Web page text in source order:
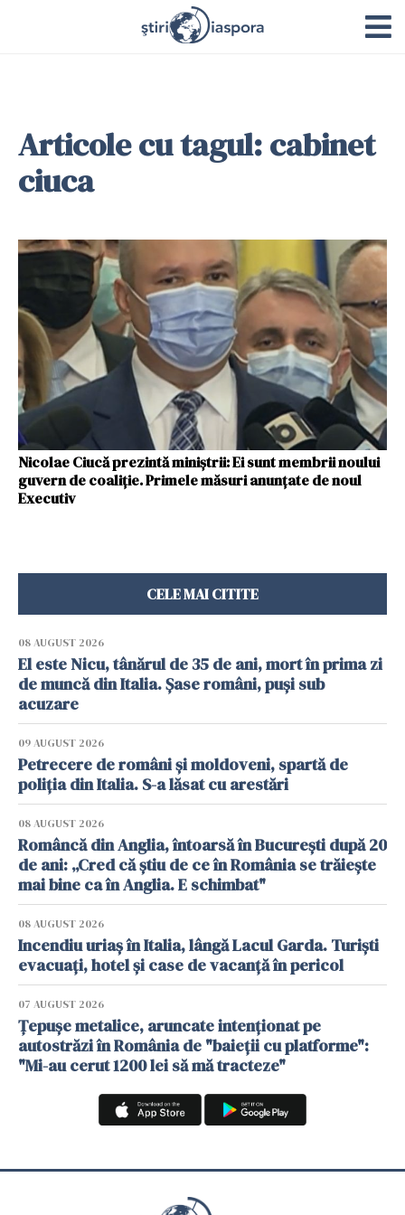
Articole cu tagul: cabinet
ciuca
Nicolae Ciucă prezintă miniștrii: Ei sunt membrii noului
guvern de coaliție. Primele măsuri anunțate de noul
Executiv
CELE MAI CITITE
08 AUGUST 2026
El este Nicu, tânărul de 35 de ani, mort în prima zi
de muncă din Italia. Șase români, puși sub
acuzare
09 AUGUST 2026
Petrecere de români și moldoveni, spartă de
poliția din Italia. S-a lăsat cu arestări
08 AUGUST 2026
Româncă din Anglia, întoarsă în București după 20
de ani: „Cred că știu de ce în România se trăiește
mai bine ca în Anglia. E schimbat"
08 AUGUST 2026
Incendiu uriaș în Italia, lângă Lacul Garda. Turiști
evacuați, hotel și case de vacanță în pericol
07 AUGUST 2026
Țepușe metalice, aruncate intenționat pe
autostrăzi în România de "baieții cu platforme":
"Mi-au cerut 1200 lei să mă tracteze"